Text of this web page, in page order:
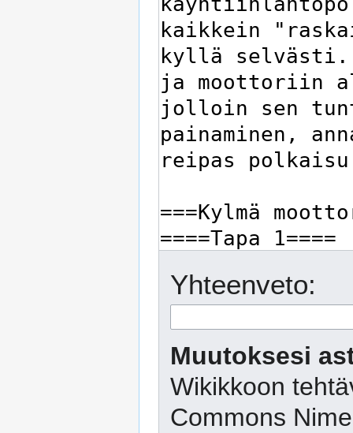
Yhteenveto:
Muutoksesi
Wikikkoon
Commons